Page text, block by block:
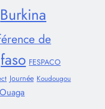
Burkina
de
faso FESPACO
Journée Koudougou
Ouaga